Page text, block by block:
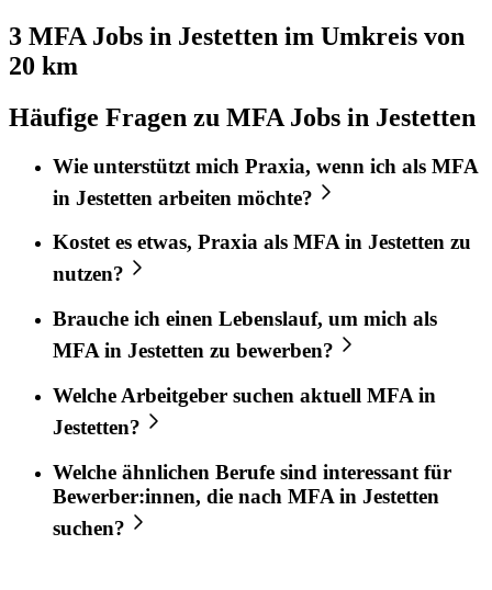
3 MFA Jobs in Jestetten im Umkreis von
20 km
Häufige Fragen zu MFA Jobs in Jestetten
Wie unterstützt mich Praxia, wenn ich als MFA
in Jestetten arbeiten möchte?
Kostet es etwas, Praxia als MFAin Jestetten zu
nutzen?
Brauche ich einen Lebenslauf, um mich als
MFA in Jestetten zu bewerben?
Welche Arbeitgeber suchen aktuell MFA in
Jestetten?
Welche ähnlichen Berufe sind interessant für
Bewerber:innen, die nach MFA in Jestetten
suchen?